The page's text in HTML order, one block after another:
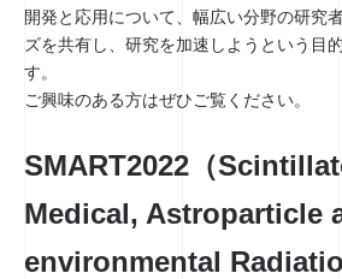
開発と応用について、幅広い分野の研究
ズを共有し、研究を加速しようという目
す。
ご興味のある方はぜひご覧ください。
SMART2022（
Medical, Astroparticle
environmental